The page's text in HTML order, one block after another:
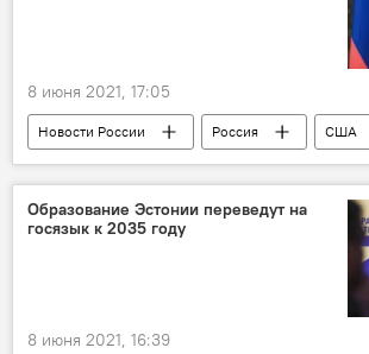
8 июня 2021, 17:05
Новости России Россия
США
МИД РФ
Владимир Путин
президент
Джо Байден
дипломат
Сергей Рябков
Образование Эстонии переведут на
госязык к 2035 году
8 июня 2021, 16:39